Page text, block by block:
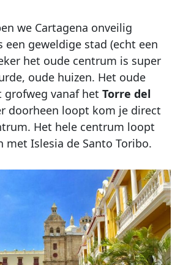
we Cartagena onveilig
een geweldige stad (echt een
het oude centrum is super
oude huizen. Het oude
vanaf het Torre del
doorheen loopt kom je direct
Het hele centrum loopt
met Islesia de Santo Toribo.